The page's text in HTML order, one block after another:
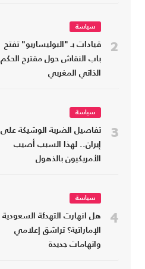
2
سياسة
قيادات بـ "البوليساريو" تفتح
باب النقاش حول مقترح الحكم
الذاتي المغربي
3
سياسة
تفاصيل الضربة الوشيكة على
إيران.. لهذا السبب أصيب
الأمريكيون بالذهول
4
سياسة
هل انهارت التهدئة السعودية
الإماراتية؟ تراشق إعلامي
واتهامات جديدة